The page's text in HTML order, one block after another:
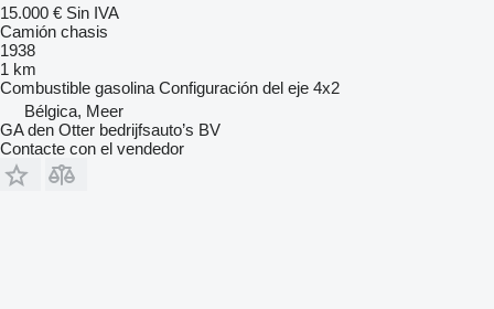
15.000 € Sin IVA
Camión chasis
1938
1 km
Combustible gasolina Configuración del eje 4x2
Bélgica, Meer
GA den Otter bedrijfsauto’s BV
Contacte con el vendedor